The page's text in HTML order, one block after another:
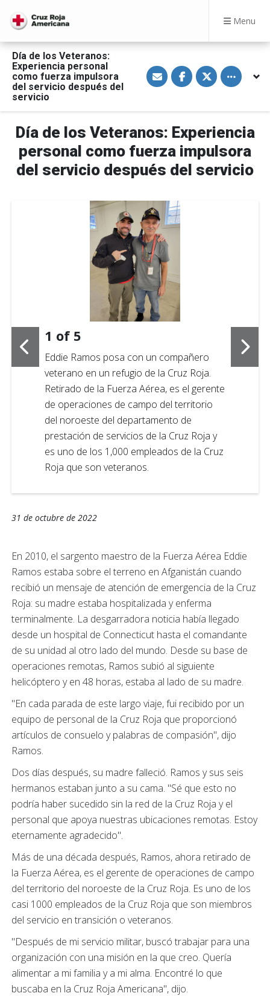
Menu
Día de los Veteranos:
Experiencia personal
como fuerza impulsora
del servicio después del
servicio
S
h
a
v
a
E
a
l
S
h
a
o
F
a
c
o
o
S
h
a
o
T
w
t
e
r
Toggle
Día de los Veteranos: Experiencia
personal como fuerza impulsora
del servicio después del servicio
1 of 5
Eddie Ramos posa con un compañero
veterano en un refugio de la Cruz Roja.
Retirado de la Fuerza Aérea, es el gerente
de operaciones de campo del territorio
del noroeste del departamento de
prestación de servicios de la Cruz Roja y
es uno de los 1,000 empleados de la Cruz
Roja que son veteranos.
31 de octubre de 2022
En 2010, el sargento maestro de la Fuerza Aérea Eddie
Ramos estaba sobre el terreno en Afganistán cuando
recibió un mensaje de atención de emergencia de la Cruz
Roja: su madre estaba hospitalizada y enferma
terminalmente. La desgarradora noticia había llegado
desde un hospital de Connecticut hasta el comandante
de su unidad al otro lado del mundo. Desde su base de
operaciones remotas, Ramos subió al siguiente
helicóptero y en 48 horas, estaba al lado de su madre.
"En cada parada de este largo viaje, fui recibido por un
equipo de personal de la Cruz Roja que proporcionó
artículos de consuelo y palabras de compasión", dijo
Ramos.
Dos días después, su madre falleció. Ramos y sus seis
hermanos estaban junto a su cama. "Sé que esto no
podría haber sucedido sin la red de la Cruz Roja y el
personal que apoya nuestras ubicaciones remotas. Estoy
eternamente agradecido".
Más de una década después, Ramos, ahora retirado de
la Fuerza Aérea, es el gerente de operaciones de campo
del territorio del noroeste de la Cruz Roja. Es uno de los
casi 1000 empleados de la Cruz Roja que son miembros
del servicio en transición o veteranos.
"Después de mi servicio militar, buscó trabajar para una
organización con una misión en la que creo. Quería
alimentar a mi familia y a mi alma. Encontré lo que
buscaba en la Cruz Roja Americana", dijo.